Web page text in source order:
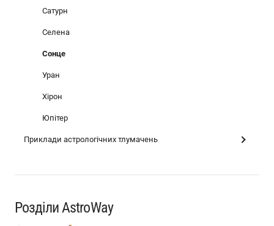
Сатурн
Селена
Сонце
Уран
Хірон
Юпітер
Приклади астрологічних тлумачень
Розділи AstroWay